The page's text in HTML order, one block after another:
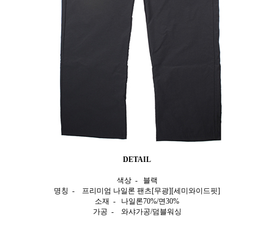
DETAIL
색상 - 블랙
명칭 - 프리미엄 나일론 팬츠[무광][세미와이드핏]
소재 - 나일론70%/면30%
가공 - 와샤가공/덤블워싱